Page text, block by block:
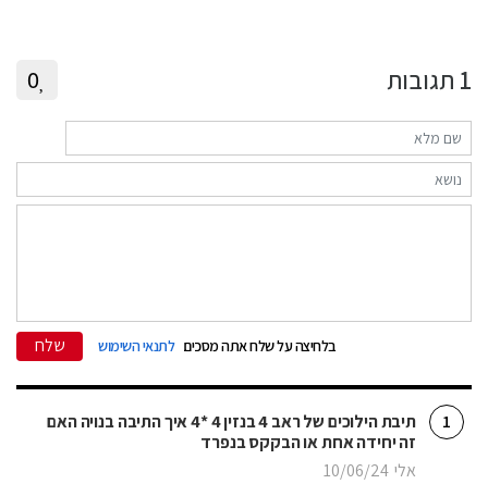
1 תגובות 0
בלחיצה על שלח אתה מסכים לתנאי השימוש שלח
1
תיבת הילוכים של ראב 4 בנזין 4 *4 איך התיבה בנויה האם
זה יחידה אחת או הבקקס בנפרד
אלי 10/06/24